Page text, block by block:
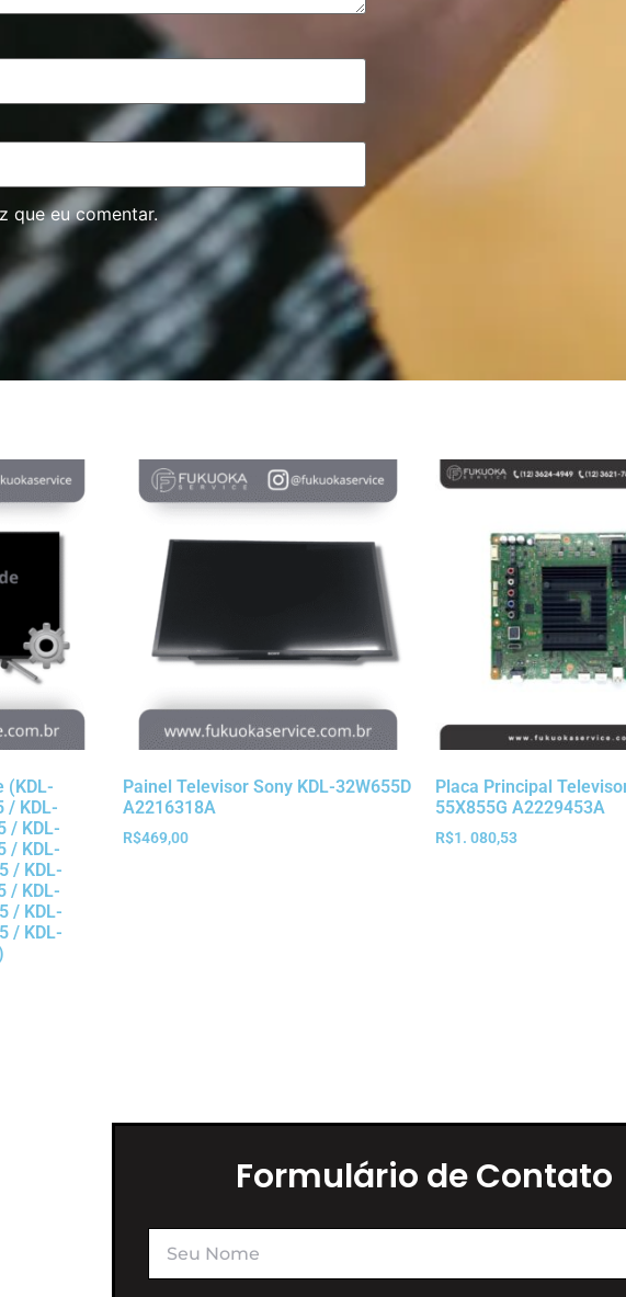
que eu comentar.
(KDL-
/ KDL-
/ KDL-
/ KDL-
/ KDL-
/ KDL-
/ KDL-
/ KDL-
Painel Televisor Sony KDL-32W655D
A2216318A
R$469,00
Placa Principal
55X855G A2229453A
R$1. 080,53
Formulário de Contato